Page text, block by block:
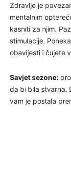
Zdravlje je
mentalnim
kasniti za njim.
stimulacije.
obavijesti i čujete
Savjet sezone:
da bi bila stvarna.
vam je postala